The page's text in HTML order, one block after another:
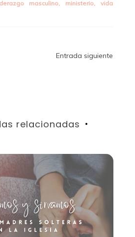
masculino, ministerio,vida
Entrada siguiente
relacionadas